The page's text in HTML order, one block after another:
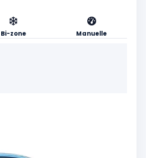
Bi-zone Manuelle